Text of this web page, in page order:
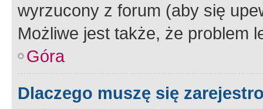
wyrzucony z forum (aby się
Możliwe jest także, że problem
Góra
Dlaczego muszę się